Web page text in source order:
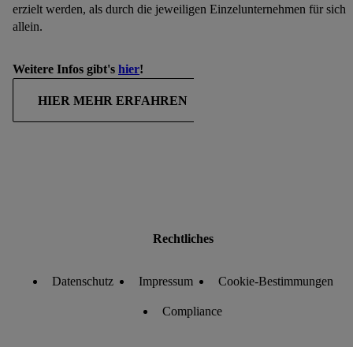
erzielt werden, als durch die jeweiligen Einzelunternehmen für sich
allein.
Weitere Infos gibt's hier!
HIER MEHR ERFAHREN
Rechtliches
Datenschutz Impressum Cookie-Bestimmungen
Compliance